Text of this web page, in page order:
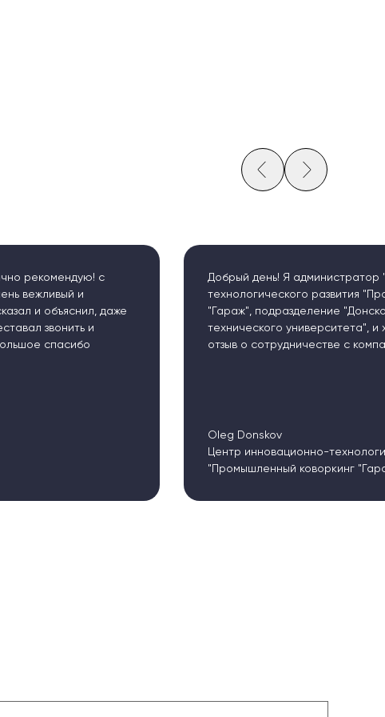
Добрый день! Я администратор "Центра
технологического развития "Промышленный коворкинг
"Гараж", подразделение "Донского государственного
технического университета", и хотел бы оставить свой
отзыв о сотрудничестве с компанией "ЧПУ24".
Центр инновационно-технологического развития
"Промышленный коворкинг "Гараж""